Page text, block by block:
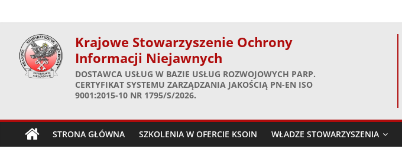
to
content
Krajowe Stowarzyszenie Ochrony
Informacji Niejawnych
DOSTAWCA USŁUG W BAZIE USŁUG ROZWOJOWYCH PARP.
CERTYFIKAT SYSTEMU ZARZĄDZANIA JAKOŚCIĄ PN-EN ISO
9001:2015-10 NR 1795/S/2026.
STRONA GŁÓWNA SZKOLENIA W OFERCIE KSOIN WŁADZE STOWARZYSZENIA